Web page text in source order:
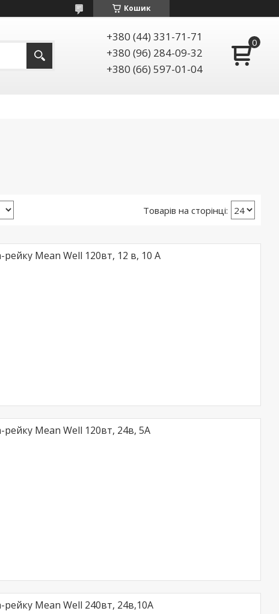
Кошик
+380 (44) 331-71-71
+380 (96) 284-09-32
+380 (66) 597-01-04
Mean Well 120вт, 12 в, 10 A
Mean Well 120вт, 24в, 5A
Mean Well 240вт, 24в,10A